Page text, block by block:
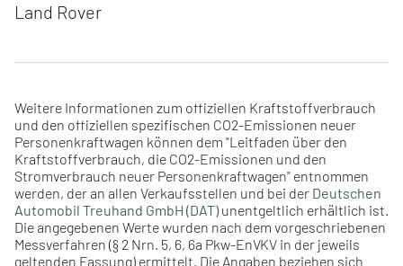
Land Rover
Weitere Informationen zum offiziellen Kraftstoffverbrauch
und den offiziellen spezifischen CO2-Emissionen neuer
Personenkraftwagen können dem "Leitfaden über den
Kraftstoffverbrauch, die CO2-Emissionen und den
Stromverbrauch neuer Personenkraftwagen" entnommen
werden, der an allen Verkaufsstellen und bei der Deutschen
Automobil Treuhand GmbH (DAT)unentgeltlich erhältlich ist.
Die angegebenen Werte wurden nach dem vorgeschriebenen
Messverfahren (§ 2 Nrn. 5, 6, 6a Pkw-EnVKV in der jeweils
geltenden Fassung) ermittelt. Die Angaben beziehen sich